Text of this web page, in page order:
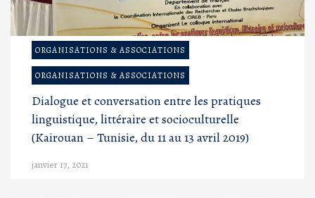
ORGANISATIONS & ASSOCIATIONS
ORGANISATIONS & ASSOCIATIONS
Dialogue et conversation entre les pratiques
linguistique, littéraire et socioculturelle
(Kairouan – Tunisie, du 11 au 13 avril 2019)
janvier 17, 2021